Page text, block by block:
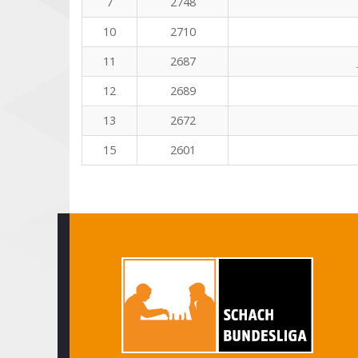
10
2710
11
2687
12
2689
13
2672
15
2601